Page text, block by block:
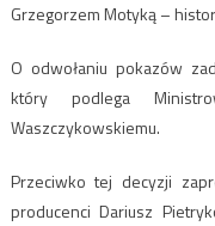
Grzegorzem Motyką –
O odwołaniu pokazów
który podlega
Waszczykowskiemu.
Przeciwko tej decyzji
producenci Dariusz